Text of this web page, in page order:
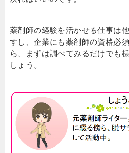
薬剤師の経験を活かせる仕事は
すし、企業にも薬剤師の資格必
ら、まずは調べてみるだけでも
しょう。